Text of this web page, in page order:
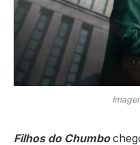
Filhos do Chumbo